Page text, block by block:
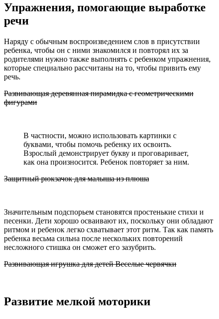
Упражнения, помогающие выработке
речи
Наряду с обычным воспроизведением слов в присутствии
ребенка, чтобы он с ними знакомился и повторял их за
родителями нужно также выполнять с ребенком упражнения,
которые специально рассчитаны на то, чтобы привить ему
речь.
Развивающая деревянная пирамидка c геометрическими
фигурами
В частности, можно использовать картинки с
буквами, чтобы помочь ребенку их освоить.
Взрослый демонстрирует букву и проговаривает,
как она произносится. Ребенок повторяет за ним.
Защитный рюкзачок для малыша из плюша
Значительным подспорьем становятся простенькие стихи и
песенки. Дети хорошо осваивают их, поскольку они обладают
ритмом и ребенок легко схватывает этот ритм. Так как память
ребенка весьма сильна после нескольких повторений
несложного стишка он сможет его зазубрить.
Развивающая игрушка для детей Веселые червячки
Развитие мелкой моторики